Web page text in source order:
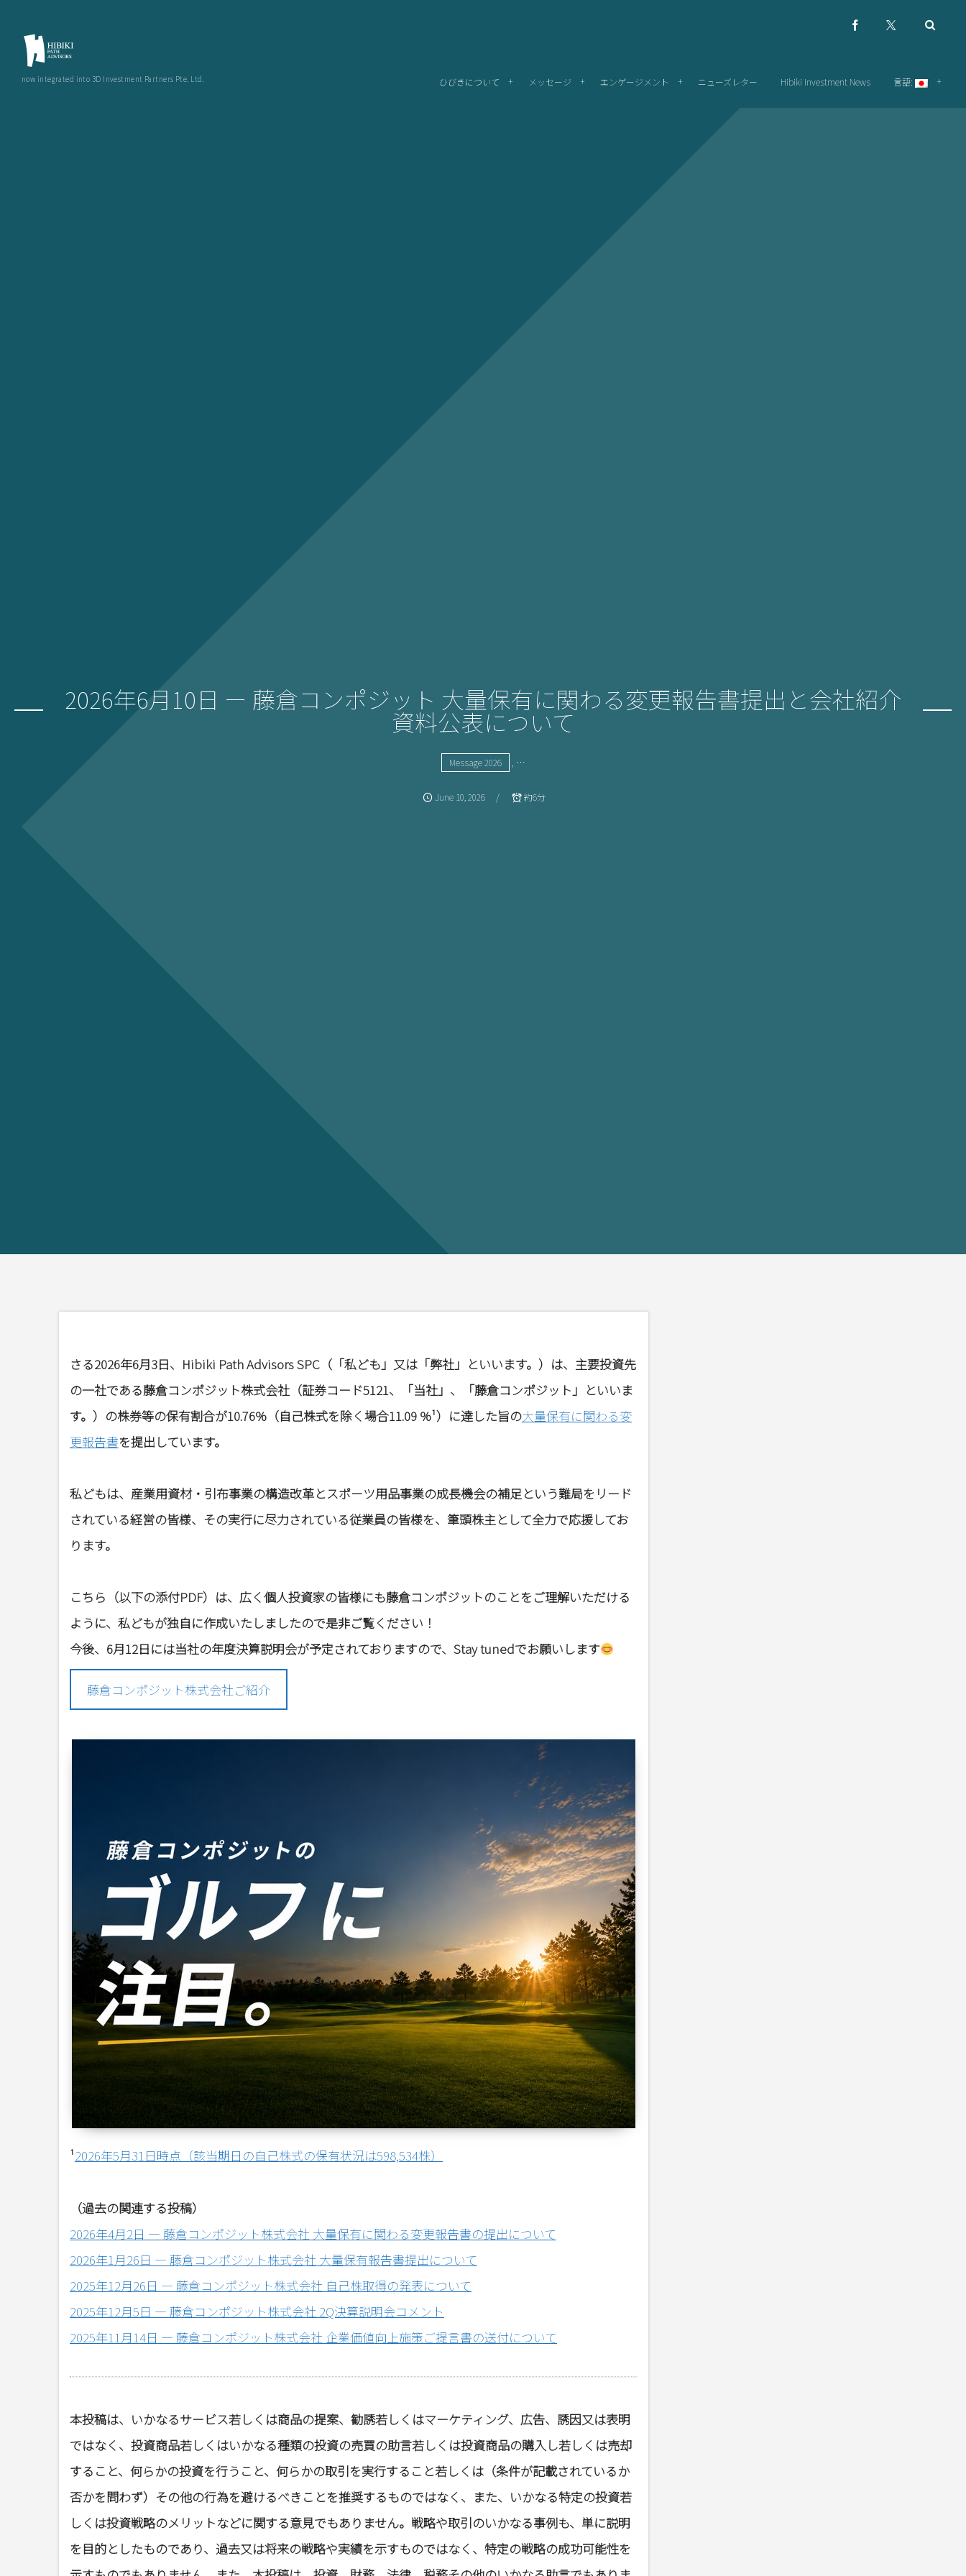
now integrated into 3D Investment Partners Pte. Ltd. ひびきについて メッセージ エンゲージメント ニューズレター Hibiki Investment News 言語:
2026年6月10日 ー 藤倉コンポジット 大量保有に関わる変更報告書提出と会社紹介
資料公表について
Message 2026 , …
June 10 2026 約6分
さる2026年6月3日、Hibiki Path Advisors SPC（「私ども」又は「弊社」といいます。）は、主要投資先
の一社である藤倉コンポジット株式会社（証券コード5121、「当社」、「藤倉コンポジット」といいま
す。）の株券等の保有割合が10.76%（自己株式を除く場合11.09 %¹）に達した旨の大量保有に関わる変
更報告書を提出しています。
私どもは、産業用資材・引布事業の構造改革とスポーツ用品事業の成長機会の補足という難局をリード
されている経営の皆様、その実行に尽力されている従業員の皆様を、筆頭株主として全力で応援してお
ります。
こちら（以下の添付PDF）は、広く個人投資家の皆様にも藤倉コンポジットのことをご理解いただける
ように、私どもが独自に作成いたしましたので是非ご覧ください！
今後、6月12日には当社の年度決算説明会が予定されておりますので、Stay tunedでお願いします
藤倉コンポジット株式会社ご紹介
¹2026年5月31日時点（該当期日の自己株式の保有状況は598,534株）
（過去の関連する投稿）
2026年4月2日 ― 藤倉コンポジット株式会社 大量保有に関わる変更報告書の提出について
2026年1月26日 ― 藤倉コンポジット株式会社 大量保有報告書提出について
2025年12月26日 ― 藤倉コンポジット株式会社 自己株取得の発表について
2025年12月5日 ― 藤倉コンポジット株式会社 2Q決算説明会コメント
2025年11月14日 ― 藤倉コンポジット株式会社 企業価値向上施策ご提言書の送付について
本投稿は、いかなるサービス若しくは商品の提案、勧誘若しくはマーケティング、広告、誘因又は表明
ではなく、投資商品若しくはいかなる種類の投資の売買の助言若しくは投資商品の購入し若しくは売却
すること、何らかの投資を行うこと、何らかの取引を実行すること若しくは（条件が記載されているか
否かを問わず）その他の行為を避けるべきことを推奨するものではなく、また、いかなる特定の投資若
しくは投資戦略のメリットなどに関する意見でもありません。戦略や取引のいかなる事例も、単に説明
を目的としたものであり、過去又は将来の戦略や実績を示すものではなく、特定の戦略の成功可能性を